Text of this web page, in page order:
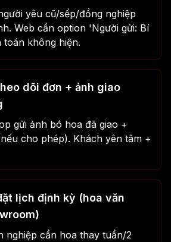
yêu cũ/sếp/đồng nghiệp
Web cần option 'Người gửi: Bí
không hiện.
dõi đơn + ảnh giao
gửi ảnh bó hoa đã giao +
cho phép). Khách yên tâm +
lịch định kỳ (hoa văn
nghiệp cần hoa thay tuần/2